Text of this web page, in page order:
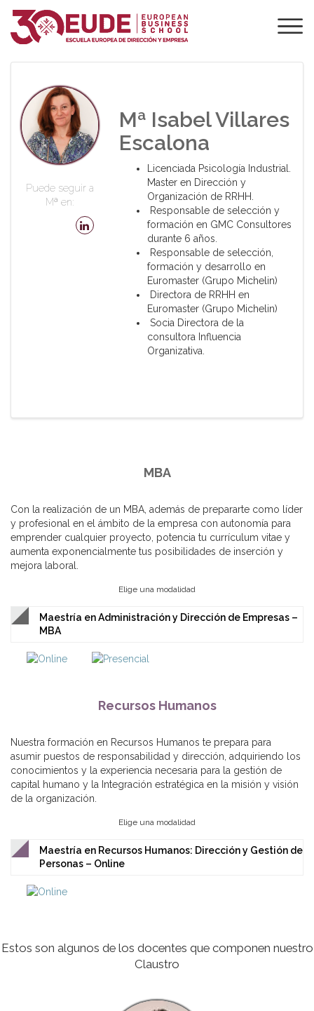
PROFESORADO DE
EUDE
Puede seguir a
Mª en:
Mª Isabel Villares
Escalona
Licenciada Psicología Industrial.
Master en Dirección y
Organización de RRHH.
Responsable de selección y
formación en GMC Consultores
durante 6 años.
Responsable de selección,
formación y desarrollo en
Euromaster (Grupo Michelin)
Directora de RRHH en
Euromaster (Grupo Michelin)
Socia Directora de la
consultora Influencia
Organizativa.
MBA
Con la realización de un MBA, además de prepararte como líder
y profesional en el ámbito de la empresa con autonomía para
emprender cualquier proyecto, potencia tu currículum vitae y
aumenta exponencialmente tus posibilidades de inserción y
mejora laboral.
Elige una modalidad
Maestría en Administración y Dirección de Empresas –
MBA
Recursos Humanos
Nuestra formación en Recursos Humanos te prepara para
asumir puestos de responsabilidad y dirección, adquiriendo los
conocimientos y la experiencia necesaria para la gestión de
capital humano y la Integración estratégica en la misión y visión
de la organización.
Elige una modalidad
Maestría en Recursos Humanos: Dirección y Gestión de
Personas – Online
Estos son algunos de los docentes que componen nuestro
Claustro